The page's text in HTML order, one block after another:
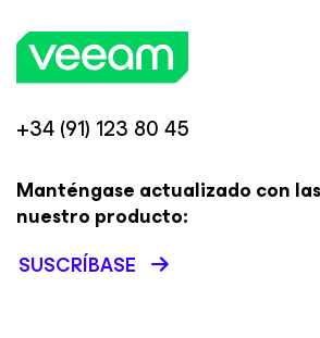
+34 (91) 123 80 45
Manténgase actualizado con
nuestro producto:
SUSCRÍBASE